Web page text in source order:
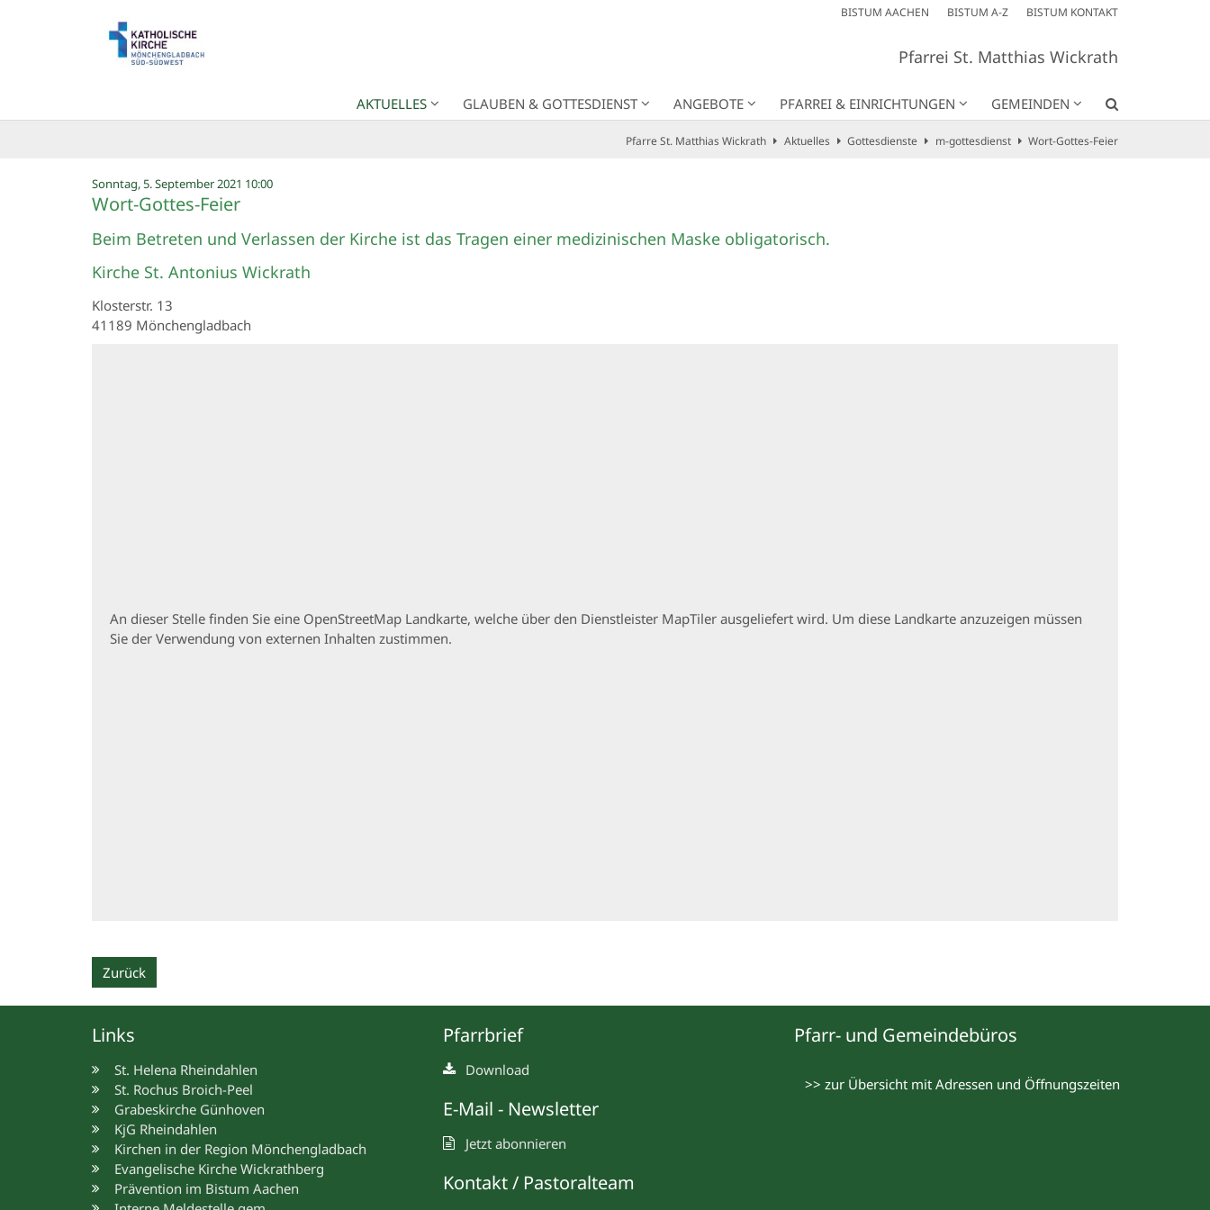
BISTUM AACHEN BISTUM A-Z BISTUM KONTAKT
Pfarrei St. Matthias Wickrath
AKTUELLES GLAUBEN & GOTTESDIENST ANGEBOTE PFARREI & EINRICHTUNGEN GEMEINDEN
Pfarre St. Matthias Wickrath Aktuelles Gottesdienste m-gottesdienst Wort-Gottes-Feier
Sonntag, 5. September 2021 10:00:
Wort-Gottes-Feier
Beim Betreten und Verlassen der Kirche ist das Tragen einer medizinischen Maske obligatorisch.
Kirche St. Antonius Wickrath
Klosterstr. 13
41189 Mönchengladbach
An dieser Stelle finden Sie eine OpenStreetMap Landkarte, welche über den Dienstleister MapTiler ausgeliefert wird. Um diese Landkarte anzuzeigen müssen
Sie der Verwendung von externen Inhalten zustimmen.
Zurück
Links
St. Helena Rheindahlen
St. Rochus Broich-Peel
Grabeskirche Günhoven
KjG Rheindahlen
Kirchen in der Region Mönchengladbach
Evangelische Kirche Wickrathberg
Prävention im Bistum Aachen
Pfarrbrief
Download
E-Mail - Newsletter
Jetzt abonnieren
Kontakt / Pastoralteam
Pfarr- und Gemeindebüros
>> zur Übersicht mit Adressen und Öffnungszeiten